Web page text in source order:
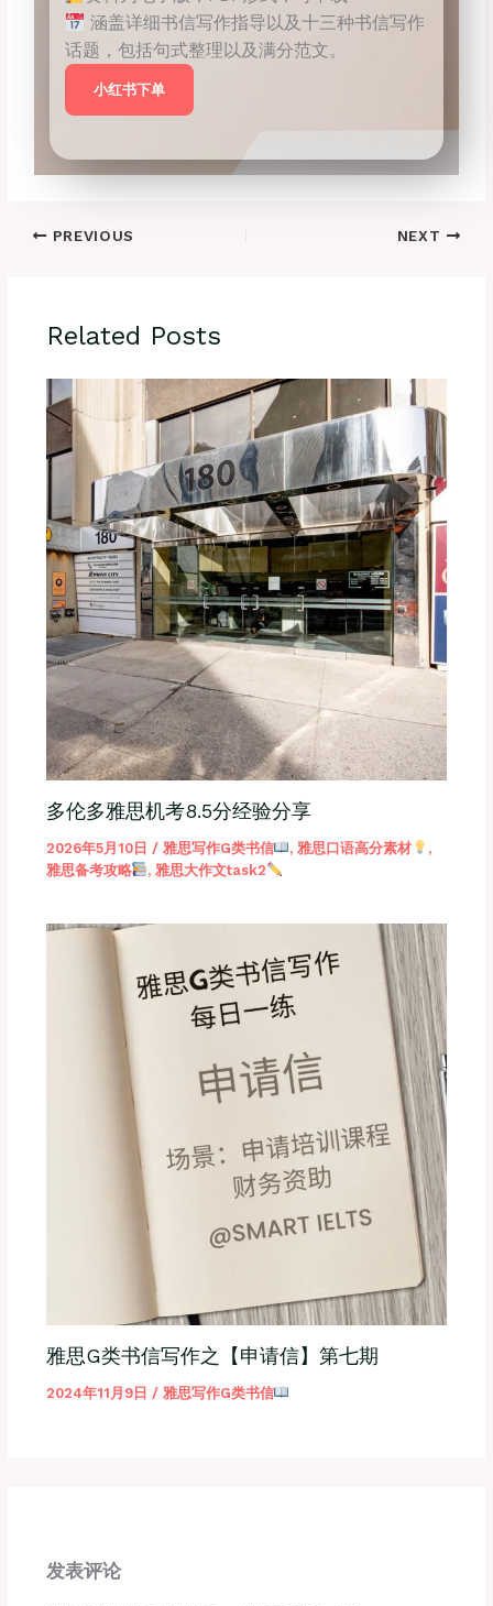
涵盖详细书信写作指导以及十三种书信写作
话题，包括句式整理以及满分范文。
小红书下单
PREVIOUS NEXT
Related Posts
多伦多雅思机考8.5分经验分享
2026年5月10日 / 雅思写作G类书信 , 雅思口语高分素材
,
雅思备考攻略
, 雅思大作文task2
雅思G类书信写作之【申请信】第七期
2024年11月9日 / 雅思写作G类书信
发表评论